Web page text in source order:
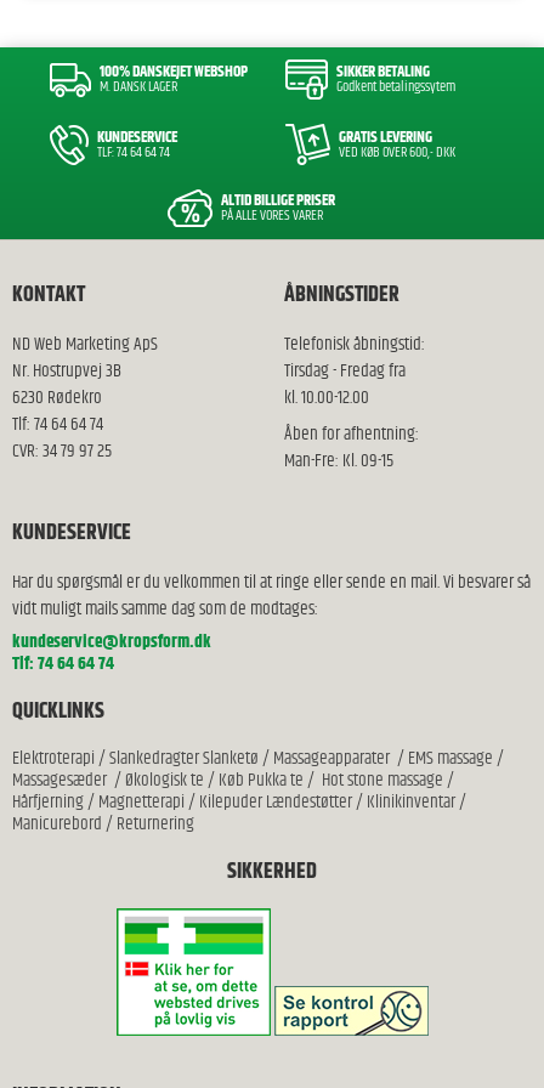
100% DANSKEJET WEBSHOP
M. DANSK LAGER
SIKKER BETALING
Godkent betalingssytem
KUNDESERVICE
TLF: 74 64 64 74
GRATIS LEVERING
VED KØB OVER 600,- DKK
ALTID BILLIGE PRISER
PÅ ALLE VORES VARER
KONTAKT
ND Web Marketing ApS
Nr. Hostrupvej 3B
6230 Rødekro
Tlf: 74 64 64 74
CVR: 34 79 97 25
ÅBNINGSTIDER
Telefonisk åbningstid:
Tirsdag - Fredag fra
kl. 10.00-12.00
Åben for afhentning:
Man-Fre: Kl. 09-15
KUNDESERVICE
Har du spørgsmål er du velkommen til at ringe eller sende en mail. Vi besvarer så
vidt muligt mails samme dag som de modtages:
kundeservice@kropsform.dk
Tlf: 74 64 64 74
QUICKLINKS
Elektroterapi/Slankedragter Slanketø/Massageapparater/EMS massage/
Massagesæder/Økologisk te/Køb Pukka te/ Hot stone massage/
Hårfjerning/Magnetterapi/Kilepuder Lændestøtter/Klinikinventar/
Manicurebord/Returnering
SIKKERHED